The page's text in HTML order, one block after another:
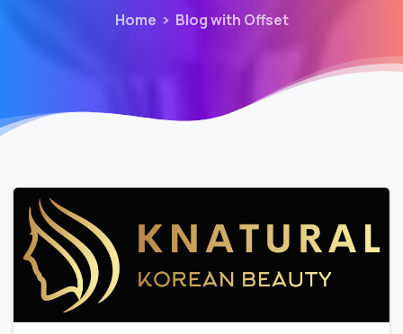
Home Blog with Offset